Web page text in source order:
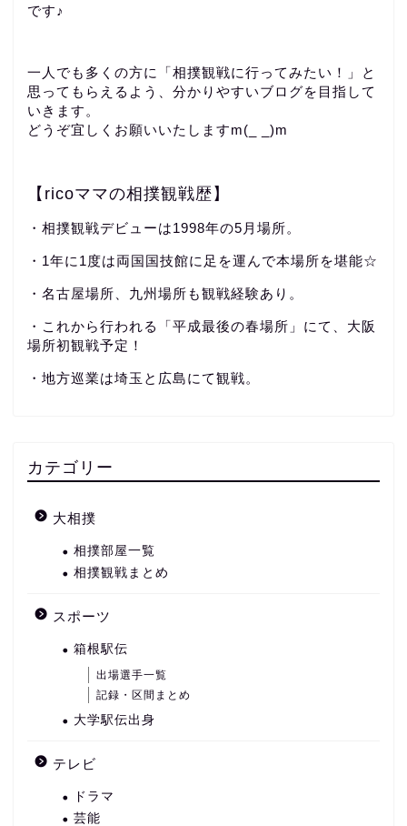
です♪
一人でも多くの方に「相撲観戦に行ってみたい！」と
思ってもらえるよう、分かりやすいブログを目指して
いきます。
どうぞ宜しくお願いいたしますm(_ _)m
【ricoママの相撲観戦歴】
・相撲観戦デビューは1998年の5月場所。
・1年に1度は両国国技館に足を運んで本場所を堪能☆
・名古屋場所、九州場所も観戦経験あり。
・これから行われる「平成最後の春場所」にて、大阪
場所初観戦予定！
・地方巡業は埼玉と広島にて観戦。
カテゴリー
大相撲
相撲部屋一覧
相撲観戦まとめ
スポーツ
箱根駅伝
出場選手一覧
記録・区間まとめ
大学駅伝出身
テレビ
ドラマ
芸能